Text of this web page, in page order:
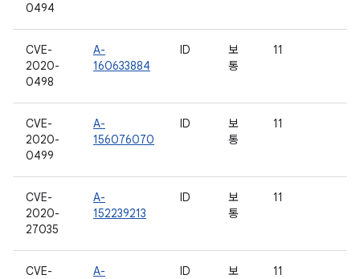
0494
CVE-
2020-
0498
A-
160633884
ID
보
통
11
CVE-
2020-
0499
A-
156076070
ID
보
통
11
CVE-
2020-
27035
A-
152239213
ID
보
통
11
CVE-
A-
ID
보
11